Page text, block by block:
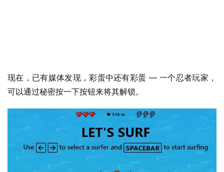
现在，已有媒体发现，彩蛋中还有彩蛋 — 一个忍者玩家，
可以通过秘密按一下按钮来将其解锁。